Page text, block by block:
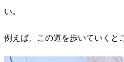
い。
例えば、この道を歩いていくと